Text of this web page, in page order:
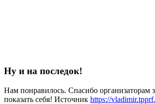
Ну и на последок!
Нам понравилось. Спасибо организаторам
показать себя! Источник https://